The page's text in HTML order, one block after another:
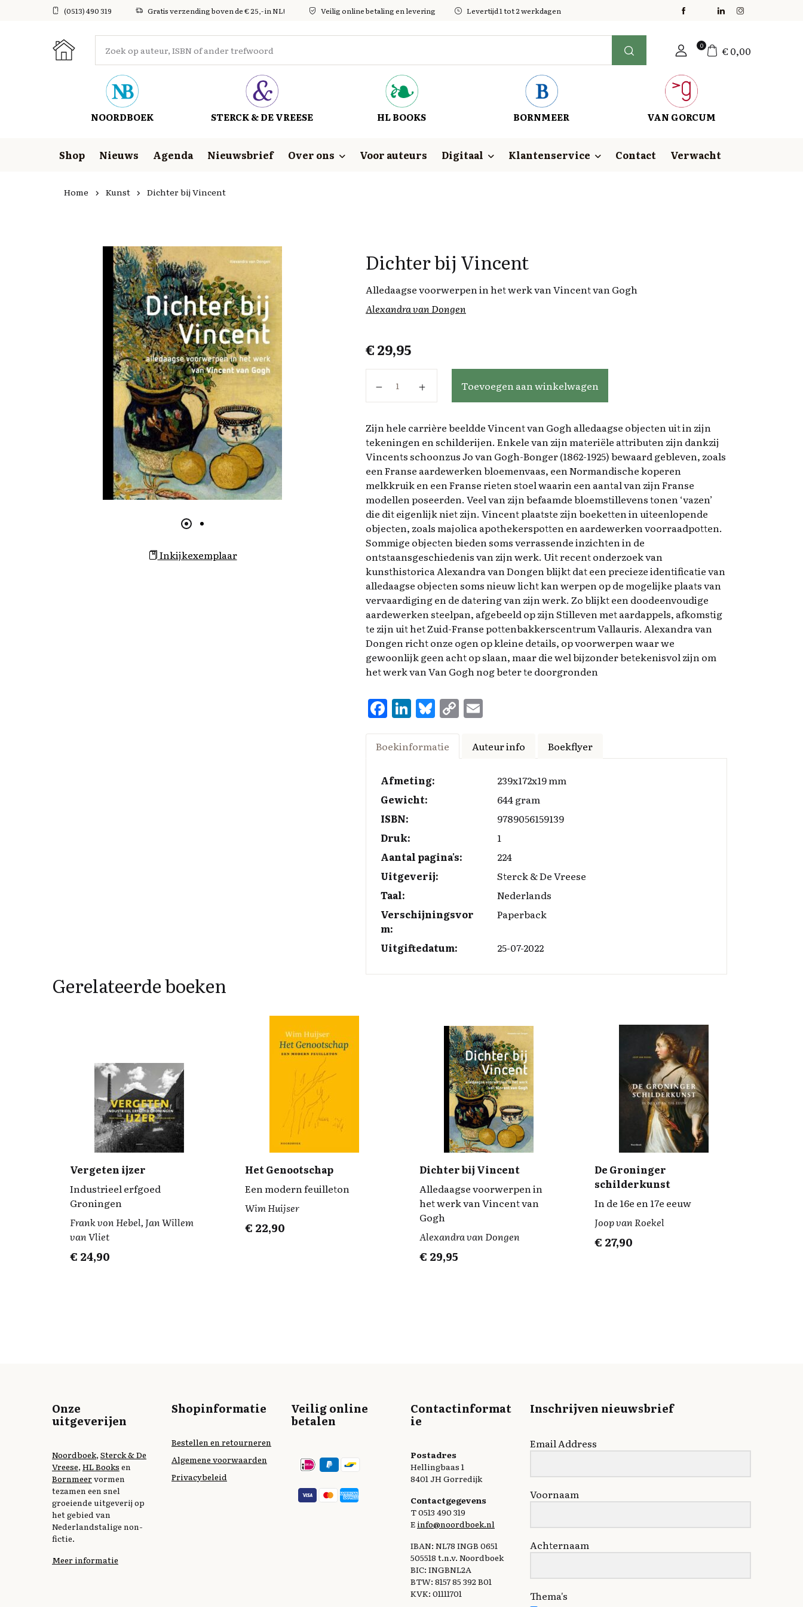
(0513) 490 319 Gratis verzending boven de € 25,- in NL! Veilig online betaling en levering Levertijd 1 tot 2 werkdagen
0 €0,00
NOORDBOEK STERCK & DE VREESE HL BOOKS BORNMEER VAN GORCUM
Shop Nieuws Agenda Nieuwsbrief Over ons Voor auteurs Digitaal Klantenservice Contact Verwacht
Home Kunst Dichter bij Vincent
Inkijkexemplaar
Dichter bij Vincent
Alledaagse voorwerpen in het werk van Vincent van Gogh
Alexandra van Dongen
€29,95
Toevoegen aan winkelwagen
Zijn hele carrière beeldde Vincent van Gogh alledaagse objecten uit in zijn
tekeningen en schilderijen. Enkele van zijn materiële attributen zijn dankzij
Vincents schoonzus Jo van Gogh-Bonger (1862-1925) bewaard gebleven, zoals
een Franse aardewerken bloemenvaas, een Normandische koperen
melkkruik en een Franse rieten stoel waarin een aantal van zijn Franse
modellen poseerden. Veel van zijn befaamde bloemstillevens tonen ‘vazen’
die dit eigenlijk niet zijn. Vincent plaatste zijn boeketten in uiteenlopende
objecten, zoals majolica apothekerspotten en aardewerken voorraadpotten.
Sommige objecten bieden soms verrassende inzichten in de
ontstaansgeschiedenis van zijn werk. Uit recent onderzoek van
kunsthistorica Alexandra van Dongen blijkt dat een precieze identificatie van
alledaagse objecten soms nieuw licht kan werpen op de mogelijke plaats van
vervaardiging en de datering van zijn werk. Zo blijkt een doodeenvoudige
aardewerken steelpan, afgebeeld op zijn Stilleven met aardappels, afkomstig
te zijn uit het Zuid-Franse pottenbakkerscentrum Vallauris. Alexandra van
Dongen richt onze ogen op kleine details, op voorwerpen waar we
gewoonlijk geen acht op slaan, maar die wel bijzonder betekenisvol zijn om
het werk van Van Gogh nog beter te doorgronden
F
a
ce
o
o
k
Li
n
k
d
I
Bl
u
es
C
o
y
ai
Boekinformatie Auteur info Boekflyer
Afmeting:
239x172x19 mm
Gewicht:
644 gram
ISBN:
9789056159139
Druk:
1
Aantal pagina's:
224
Uitgeverij:
Sterck & De Vreese
Taal:
Nederlands
Verschijningsvor
m:
Paperback
Uitgiftedatum: 25-07-2022
Gerelateerde boeken
Vergeten ijzer
Industrieel erfgoed
Groningen
Frank von Hebel, Jan Willem
van Vliet
€ 24,90
Het Genootschap
Een modern feuilleton
Wim Huijser
€ 22,90
Dichter bij Vincent
Alledaagse voorwerpen in
het werk van Vincent van
Gogh
Alexandra van Dongen
€ 29,95
De Groninger
schilderkunst
In de 16e en 17e eeuw
Joop van Roekel
€ 27,90
Onze
uitgeverijen
Noordboek, Sterck & De
Vreese, HL Books en
Bornmeervormen
tezamen een snel
groeiende uitgeverij op
het gebied van
Nederlandstalige non-
fictie.
Meer informatie
Shopinformatie
Bestellen en retourneren
Algemene voorwaarden
Privacybeleid
Veilig online
betalen
Contactinformat
ie
Postadres
Hellingbaas 1
8401 JH Gorredijk
Contactgegevens
T 0513 490 319
E info@noordboek.nl
IBAN: NL78 INGB 0651
505518 t.n.v. Noordboek
BIC: INGBNL2A
BTW: 8157 85 392 B01
KVK: 01111701
Inschrijven nieuwsbrief
Email Address
Voornaam
Achternaam
Thema's